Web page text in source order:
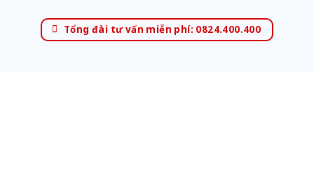
Tổng đài tư vấn miễn phí: 0824.400.400